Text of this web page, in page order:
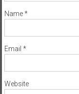
Name*
Email *
Website